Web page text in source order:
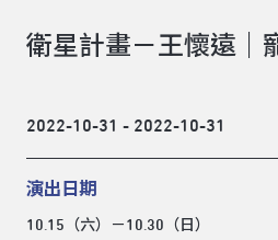
衛星計畫－王懷遠｜
2022-10-31 - 2022-10-31
演出日期
10.15（六）－10.30（日）